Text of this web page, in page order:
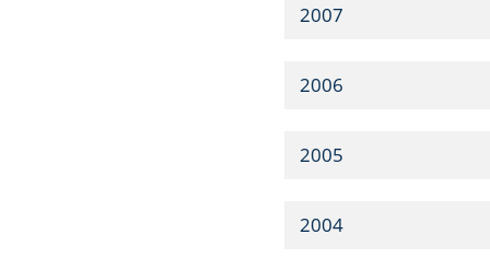
2007
2006
2005
2004